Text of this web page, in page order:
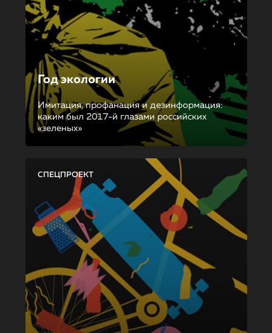
Год экологии
Имитация, профанация и дезинформация:
каким был 2017-й глазами российских
«зеленых»
СПЕЦПРОЕКТ